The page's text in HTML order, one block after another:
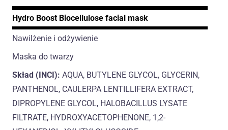
Hydro Boost Biocellulose facial mask
Nawilżenie i odżywienie
Maska do twarzy
Skład (INCI): AQUA, BUTYLENE GLYCOL, GLYCERIN,
PANTHENOL, CAULERPA LENTILLIFERA EXTRACT,
DIPROPYLENE GLYCOL, HALOBACILLUS LYSATE
FILTRATE, HYDROXYACETOPHENONE, 1,2-